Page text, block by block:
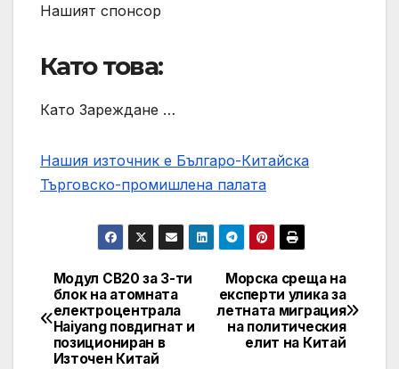
Нашият спонсор
Като това:
Като Зареждане …
Нашия източник е Българо-Китайска
Търговско-промишлена палaта
Post
navigation
Морска среща на
експерти улика за
летната миграция
на политическия
елит на Китай
Модул CB20 за 3-ти
блок на атомната
електроцентрала
Haiyang повдигнат и
позициониран в
Източен Китай